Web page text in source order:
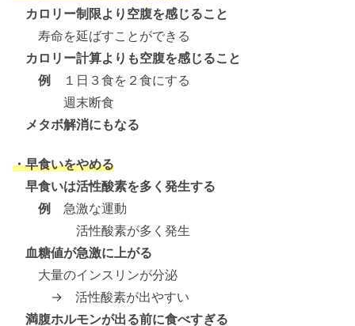
カロリー制限より空腹を感じること
寿命を延ばすことができる
カロリー計算よりも空腹を感じること
例
１日３食を２食にする
週末断食
メタボ解消にもなる
・早食いをやめる
早食いは活性酸素を多く発生する
例
急激な運動
活性酸素が多く発生
血糖値が急激に上がる
大量のインスリンが分泌
→ 活性酸素が出やすい
満腹ホルモンが出る前に食べすぎる